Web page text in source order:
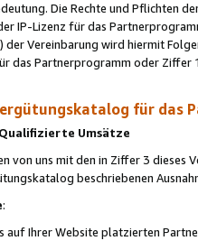
Die Rechte und Pflichten
IP-Lizenz für das
der Vereinbarung wird hiermit
das Partnerprogramm oder
für das
Umsätze
von uns mit den in Ziffer 3
beschriebenen
:
auf Ihrer Website platzierten